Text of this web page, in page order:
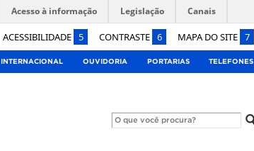
ACESSIBILIDADE 5 CONTRASTE 6 MAPA DO SITE 7
Acesso à informação Legislação Canais
INTERNACIONAL OUVIDORIA PORTARIAS TELEFONES